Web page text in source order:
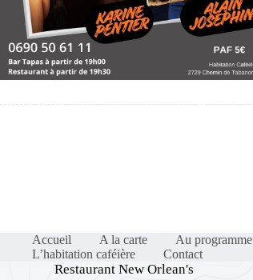
Accueil A la carte Au programme
L’habitation caféière
Contact
Restaurant New Orlean's